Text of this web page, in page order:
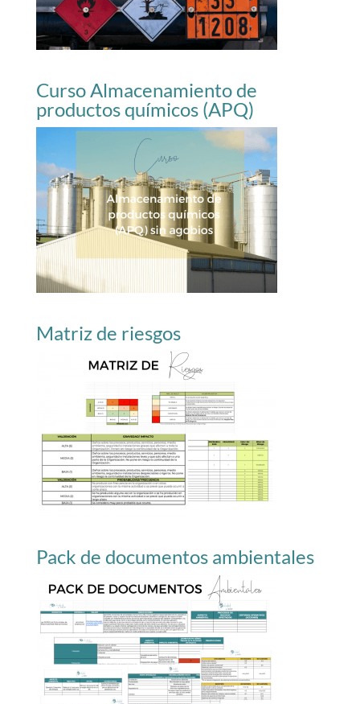
Curso Almacenamiento de
productos químicos (APQ)
Matriz de riesgos
Pack de documentos ambientales